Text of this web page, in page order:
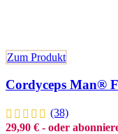
Zum Produkt
Cordyceps Man®
(38)
29,90 € - oder